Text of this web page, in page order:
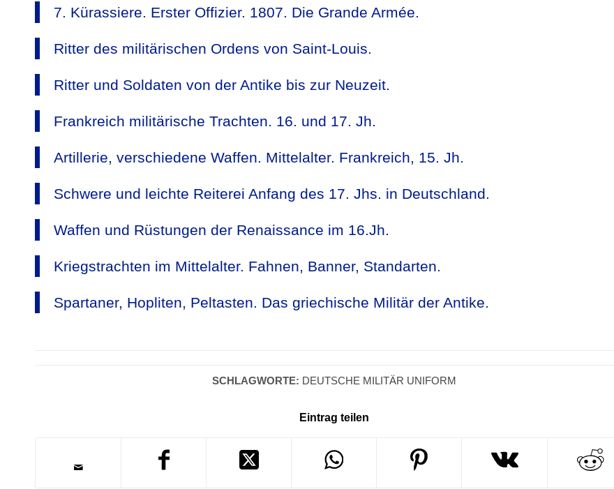
7. Kürassiere. Erster Offizier. 1807. Die Grande Armée.
Ritter des militärischen Ordens von Saint-Louis.
Ritter und Soldaten von der Antike bis zur Neuzeit.
Frankreich militärische Trachten. 16. und 17. Jh.
Artillerie, verschiedene Waffen. Mittelalter. Frankreich, 15. Jh.
Schwere und leichte Reiterei Anfang des 17. Jhs. in Deutschland.
Waffen und Rüstungen der Renaissance im 16.Jh.
Kriegstrachten im Mittelalter. Fahnen, Banner, Standarten.
Spartaner, Hopliten, Peltasten. Das griechische Militär der Antike.
SCHLAGWORTE: DEUTSCHE MILITÄR UNIFORM
Eintrag teilen